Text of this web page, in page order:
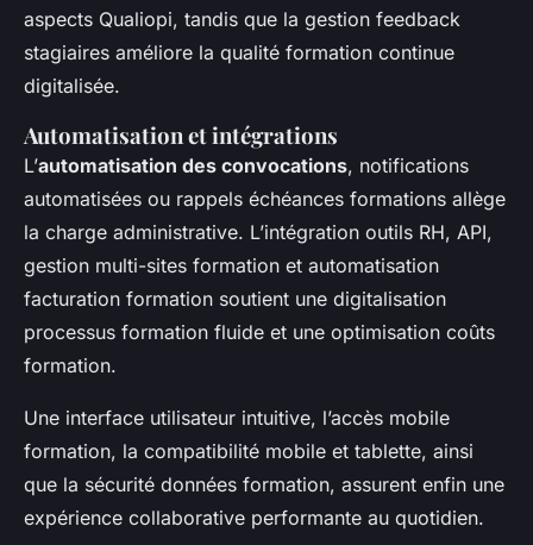
aspects Qualiopi, tandis que la gestion feedback
stagiaires améliore la qualité formation continue
digitalisée.
Automatisation et intégrations
L’automatisation des convocations, notifications
automatisées ou rappels échéances formations allège
la charge administrative. L’intégration outils RH, API,
gestion multi-sites formation et automatisation
facturation formation soutient une digitalisation
processus formation fluide et une optimisation coûts
formation.
Une interface utilisateur intuitive, l’accès mobile
formation, la compatibilité mobile et tablette, ainsi
que la sécurité données formation, assurent enfin une
expérience collaborative performante au quotidien.